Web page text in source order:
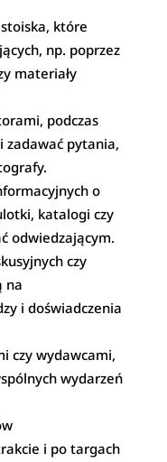
które
np. poprzez
materiały
podczas
zadawać pytania,
o
katalogi czy
odwiedzającym.
czy
na
i doświadczenia
czy wydawcami,
wydarzeń
i po targach